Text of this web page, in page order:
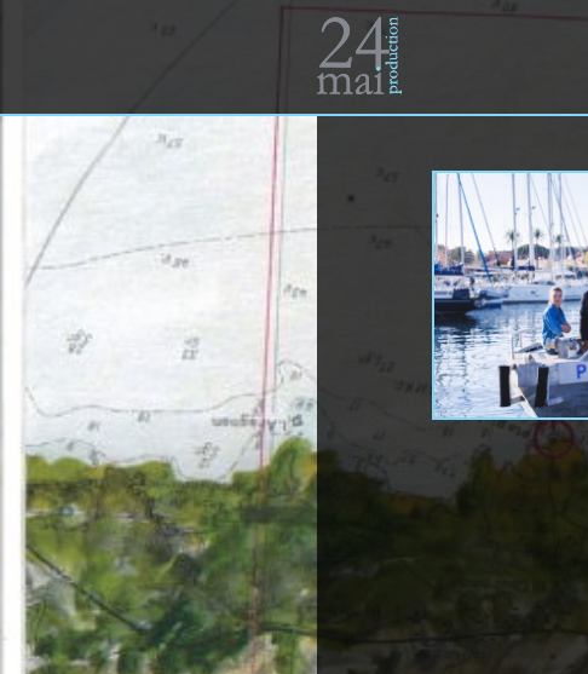
Un
WordPress
au